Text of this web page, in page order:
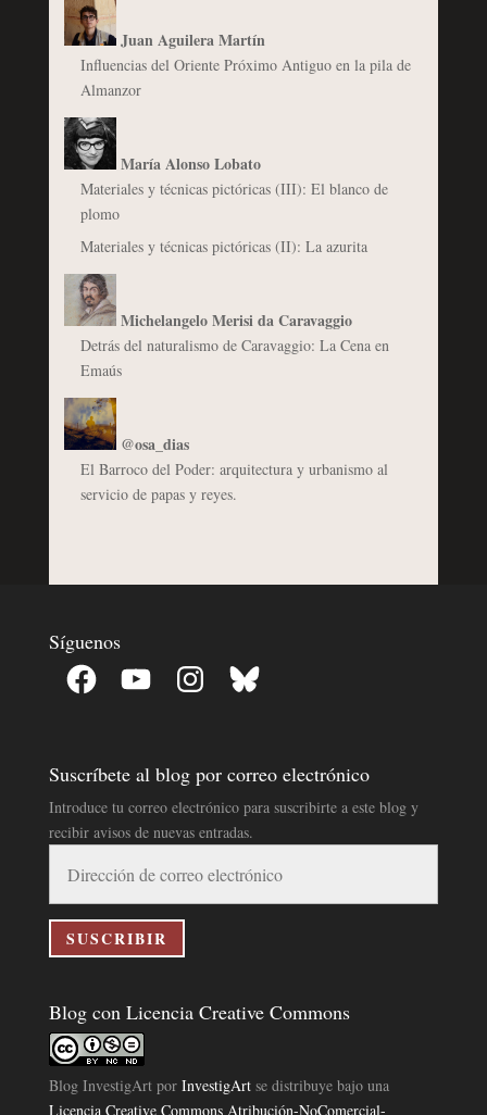
Juan Aguilera Martín
Influencias del Oriente Próximo Antiguo en la pila de
Almanzor
María Alonso Lobato
Materiales y técnicas pictóricas (III): El blanco de
plomo
Materiales y técnicas pictóricas (II): La azurita
Michelangelo Merisi da Caravaggio
Detrás del naturalismo de Caravaggio: La Cena en
Emaús
@osa_dias
El Barroco del Poder: arquitectura y urbanismo al
servicio de papas y reyes.
Síguenos
Facebook YouTube InstagramBluesky
Suscríbete al blog por correo electrónico
Introduce tu correo electrónico para suscribirte a este blog y
recibir avisos de nuevas entradas.
correo
electrónico
SUSCRIBIR
Blog con Licencia Creative Commons
Blog InvestigArtpor InvestigArtse distribuye bajo una
Licencia Creative Commons Atribución-NoComercial-